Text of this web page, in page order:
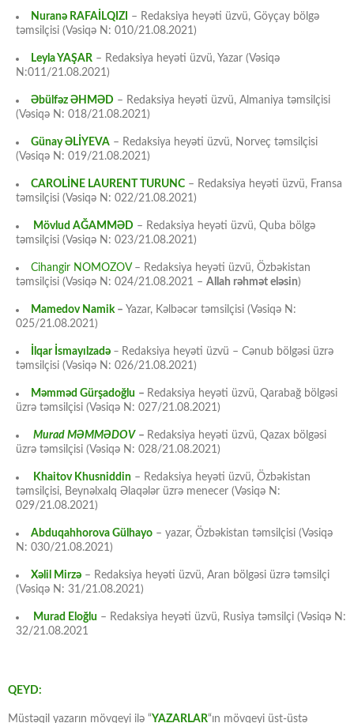
Nuranə RAFAİLQIZI
– Redaksiya heyəti üzvü, Göyçay bölgə
təmsilçisi (Vəsiqə N: 010/21.08.2021)
Leyla YAŞAR – Redaksiya heyəti üzvü, Yazar (Vəsiqə
N:011/21.08.2021)
Əbülfəz ƏHMƏD – Redaksiya heyəti üzvü, Almaniya təmsilçisi
(Vəsiqə N: 018/21.08.2021)
Günay ƏLİYEVA – Redaksiya heyəti üzvü, Norveç təmsilçisi
(Vəsiqə N: 019/21.08.2021)
CAROLİNE LAURENT TURUNC – Redaksiya heyəti üzvü, Fransa
təmsilçisi (Vəsiqə N: 022/21.08.2021)
Mövlud AĞAMMƏD – Redaksiya heyəti üzvü, Quba bölgə
təmsilçisi (Vəsiqə N: 023/21.08.2021)
Cihangir NOMOZOV– Redaksiya heyəti üzvü, Özbəkistan
təmsilçisi (Vəsiqə N: 024/21.08.2021 – Allah rəhmət eləsin)
Mamedov Namik– Yazar, Kəlbəcər təmsilçisi (Vəsiqə N:
025/21.08.2021)
İlqar İsmayılzadə – Redaksiya heyəti üzvü – Cənub bölgəsi üzrə
təmsilçisi (Vəsiqə N: 026/21.08.2021)
Məmməd Gürşadoğlu – Redaksiya heyəti üzvü, Qarabağ bölgəsi
üzrə təmsilçisi (Vəsiqə N: 027/21.08.2021)
Murad MƏMMƏDOV – Redaksiya heyəti üzvü, Qazax bölgəsi
üzrə təmsilçisi (Vəsiqə N: 028/21.08.2021)
Khaitov Khusniddin – Redaksiya heyəti üzvü, Özbəkistan
təmsilçisi, Beynəlxalq Əlaqələr üzrə menecer (Vəsiqə N:
029/21.08.2021)
Abduqahhorova Gülhayo – yazar, Özbəkistan təmsilçisi (Vəsiqə
N: 030/21.08.2021)
Xəlil Mirzə – Redaksiya heyəti üzvü, Aran bölgəsi üzrə təmsilçi
(Vəsiqə N: 31/21.08.2021)
Murad Eloğlu – Redaksiya heyəti üzvü, Rusiya təmsilçi (Vəsiqə N:
32/21.08.2021
QEYD:
Müstəqil yazarın mövqeyi ilə “YAZARLAR“ın mövqeyi üst-üstə